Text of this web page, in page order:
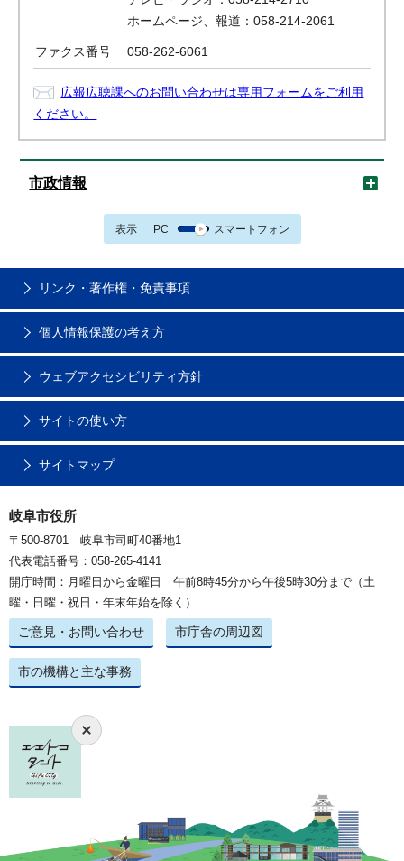
ホームページ、報道：058-214-2061
ファクス番号 058-262-6061
広報広聴課へのお問い合わせは専用フォームをご利用
ください。
市政情報
表示 PC スマートフォン
リンク・著作権・免責事項
個人情報保護の考え方
ウェブアクセシビリティ方針
サイトの使い方
サイトマップ
岐阜市役所
〒500-8701 岐阜市司町40番地1
代表電話番号：058-265-4141
開庁時間：月曜日から金曜日 午前8時45分から午後5時30分まで（土
曜・日曜・祝日・年末年始を除く）
ご意見・お問い合わせ 市庁舎の周辺図
市の機構と主な事務